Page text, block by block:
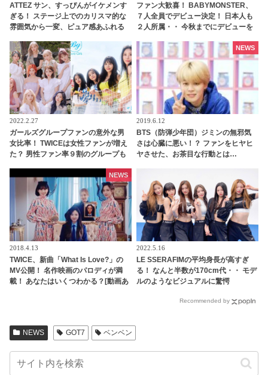
ATTEZ サン、すっぴんがイケメンす
ぎる！ ステージ上でのカリスマ的な
雰囲気から一変、ピュア感あふれる
ファン大歓喜！ BABYMONSTER、
７人全員でデビュー決定！ 日本人も
２人所属・・ 今秋までにデビューを
2022.2.27
ガールズグループファンの意外な男
女比率！ TWICEは女性ファンが増え
た？ 男性ファン率９割のグループも
2019.6.12
BTS（防弾少年団）ジミンの無邪気
さは心臓に悪い！？ ファンをヒヤヒ
ヤさせた、お茶目な行動とは…
NEWS
2018.4.13
TWICE、新曲「What Is Love?」の
MV公開！ 名作映画のパロディが満
載！ あなたはいくつわかる？[動画あ
NEWS
2022.5.16
LE SSERAFIMの平均身長が高すぎ
る！ なんと半数が170cm代・・ モデ
ルのようなビジュアルに驚愕
Recommended by
NEWS GOT7 ベンベン